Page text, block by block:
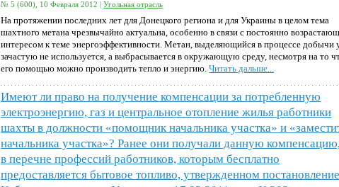
№ 5 (600), 10 Февраля 2012 |Угольная отрасль
На протяжении последних лет для Донецкого региона и для Украины в целом тема
шахтного метана чрезвычайно актуальна, особенно в связи с постоянно
интересом к теме энергоэффективности. Метан, выделяющийся в процессе добычи
зачастую не используется, а выбрасывается в окружающую среду, несмотря на то
его помощью можно производить тепло и энергию.Читать дальше...
Имеют ли право на получение компенсации за потребленную
электроэнергию, газ и центральное отопление жилья работники
шахты в должности «помощник начальника участка» и
начальника участка»? Ранее они получали данную
в перечне профессий работников, которым бесплатно
предоставляется бытовое топливо, утвержденном